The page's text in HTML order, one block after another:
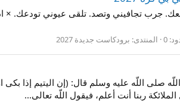
جرب تجافيني وتصد. تلقى عيوني تودعك. ×
0 المنتدى: برودكاست جديدة 2027
اللّه عليه وسلم قال: (إن اليتيم إذا بكى
ربنا أنت أعلم، فيقول اللّه تعالى...